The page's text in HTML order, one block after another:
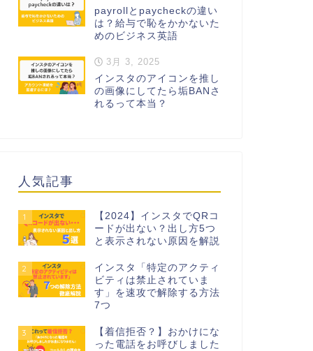
payrollとpaycheckの違い
は？給与で恥をかかないた
めのビジネス英語
3月 3, 2025
インスタのアイコンを推し
の画像にしてたら垢BANさ
れるって本当？
人気記事
1
【2024】インスタでQRコ
ードが出ない？出し方5つ
と表示されない原因を解説
2
インスタ「特定のアクティ
ビティは禁止されていま
す」を速攻で解除する方法
7つ
3
【着信拒否？】おかけにな
った電話をお呼びしました